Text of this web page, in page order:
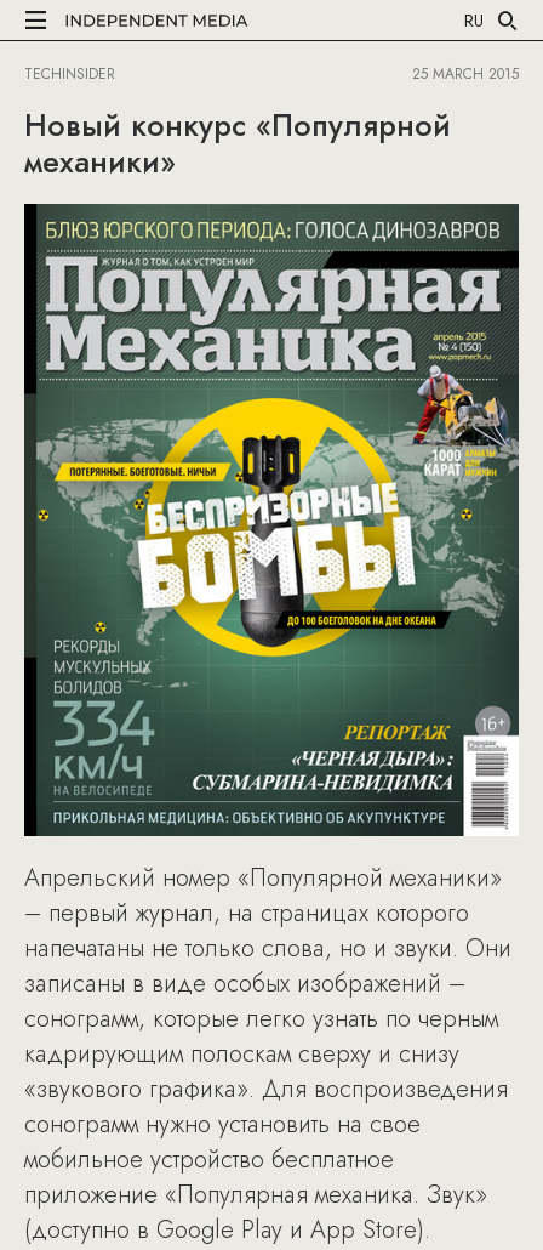
RU
TECHINSIDER 25 MARCH 2015
Новый конкурс «Популярной
механики»
Апрельский номер «Популярной механики»
– первый журнал, на страницах которого
напечатаны не только слова, но и звуки. Они
записаны в виде особых изображений –
сонограмм, которые легко узнать по черным
кадрирующим полоскам сверху и снизу
«звукового графика». Для воспроизведения
сонограмм нужно установить на свое
мобильное устройство бесплатное
приложение «Популярная механика. Звук»
(доступно в Google Play и App Store).